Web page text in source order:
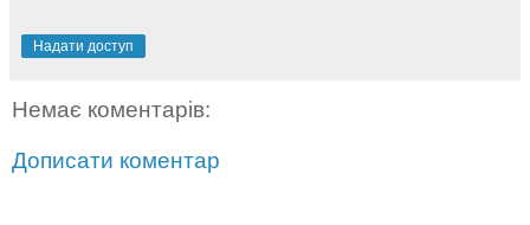
Надати доступ
Немає коментарів:
Дописати коментар